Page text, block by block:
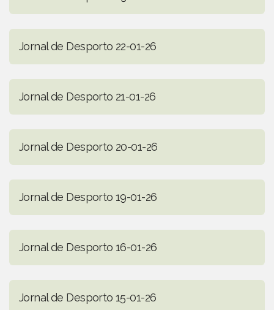
Jornal de Desporto 22-01-26
Jornal de Desporto 21-01-26
Jornal de Desporto 20-01-26
Jornal de Desporto 19-01-26
Jornal de Desporto 16-01-26
Jornal de Desporto 15-01-26